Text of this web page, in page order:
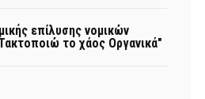
επίλυσης νομικών
το χάος Οργανικά"